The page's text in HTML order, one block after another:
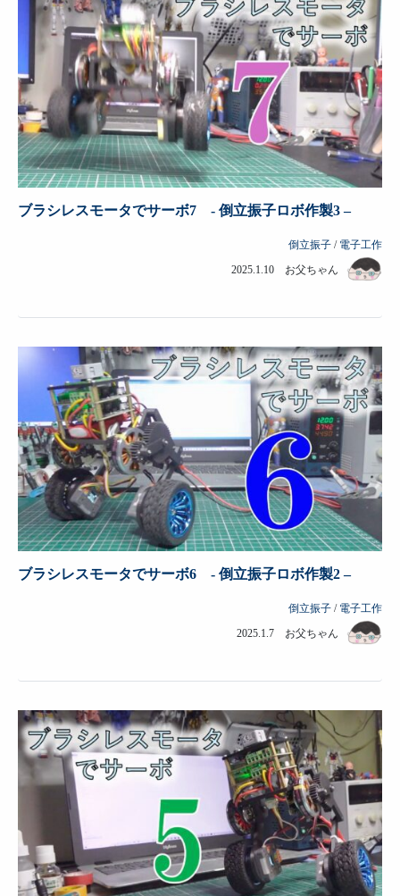
ブラシレスモータでサーボ7 - 倒立振子ロボ作製3 –
倒立振子 / 電子工作
2025.1.10 お父ちゃん
ブラシレスモータでサーボ6 - 倒立振子ロボ作製2 –
倒立振子 / 電子工作
2025.1.7 お父ちゃん